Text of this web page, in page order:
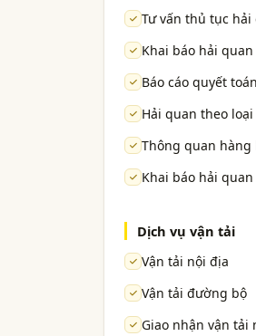
Tư vấn thủ tục hải
Khai báo hải
Báo cáo quyết
Hải quan theo
Thông quan hàng
Khai báo hải
Dịch vụ vận tải
Vận tải nội địa
Vận tải đường bộ
Giao nhận vận tải